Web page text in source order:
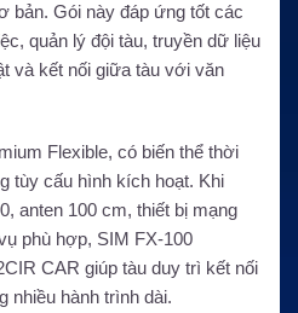
bản. Gói này đáp ứng tốt các
quản lý đội tàu, truyền dữ liệu
và kết nối giữa tàu với văn
Flexible, có biến thể thời
tùy cấu hình kích hoạt. Khi
anten 100 cm, thiết bị mạng
phù hợp, SIM FX-100
CAR giúp tàu duy trì kết nối
nhiều hành trình dài.